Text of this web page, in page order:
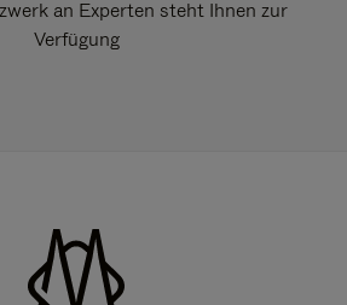
an Experten steht Ihnen zur
Verfügung